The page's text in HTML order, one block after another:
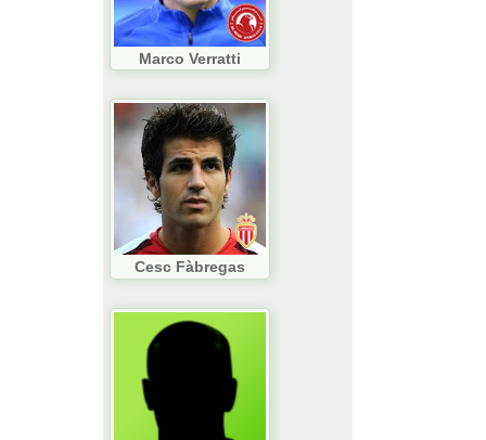
Marco Verratti
Cesc Fàbregas